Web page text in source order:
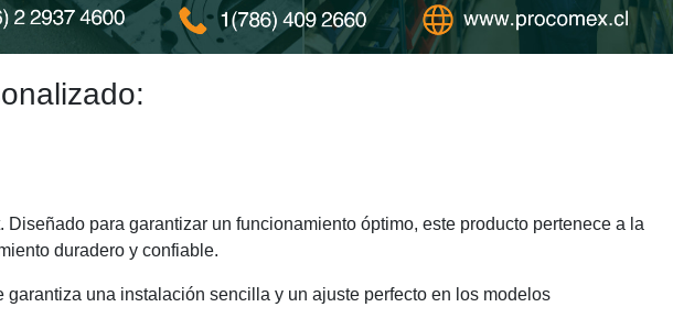
para garantizar un funcionamiento óptimo, este producto pertenece a la
duradero y confiable.
una instalación sencilla y un ajuste perfecto en los modelos